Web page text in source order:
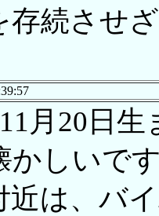
存続させ
11月20
かしいで
近は、バ